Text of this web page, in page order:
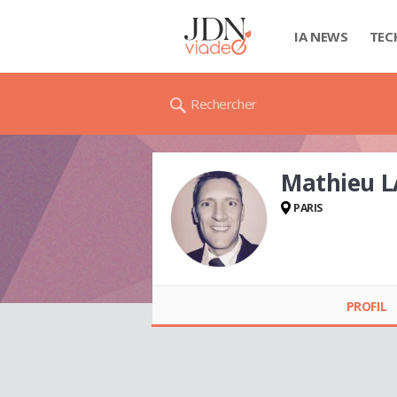
IA NEWS
Rechercher
Mathieu LABATUT
Mathieu
PARIS
PROFIL